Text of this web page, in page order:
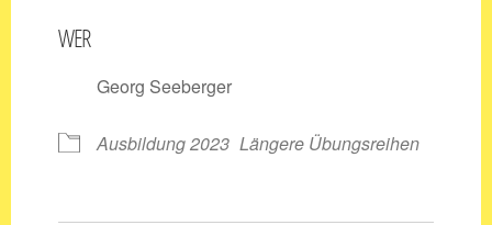
WER
Georg Seeberger
Ausbildung 2023 Längere Übungsreihen